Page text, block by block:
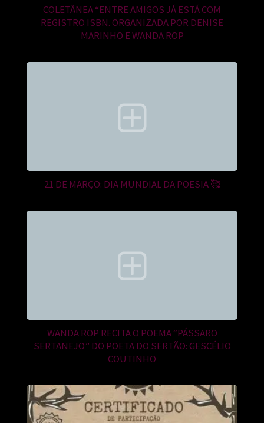
COLETÂNEA “ENTRE AMIGOS JÁ ESTÁ COM
REGISTRO ISBN. ORGANIZADA POR DENISE
MARINHO E WANDA ROP
21 DE MARÇO: DIA MUNDIAL DA POESIA 🥰
WANDA ROP RECITA O POEMA “PÁSSARO
SERTANEJO” DO POETA DO SERTÃO: GESCÉLIO
COUTINHO